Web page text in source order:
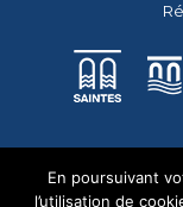
En poursuivant
l’utilisation de